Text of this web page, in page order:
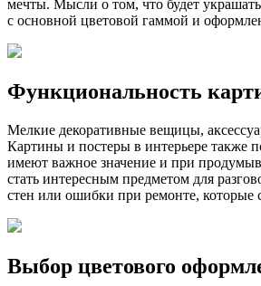
мечты. Мысли о том, что будет
с основной цветовой гаммой и
Функциональность
Мелкие декоративные вещицы,
Картины и постеры в интерьере также
имеют важное значение и при
стать интересным предметом для
стен или ошибки при ремонте, которые
Выбор цветового